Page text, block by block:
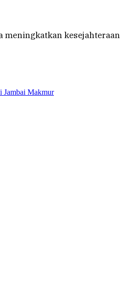
Jambai Makmur